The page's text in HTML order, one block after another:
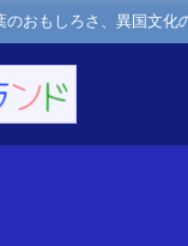
おもしろさ、異国文化